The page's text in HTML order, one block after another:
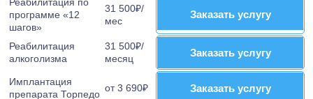
программе «12
шагов»
31 500₽/
мес
Заказать услугу
Заказать услугу
Реабилитация
алкоголизма
31 500₽/
месяц
Заказать услугу
Заказать услугу
Имплантация
препарата Торпедо
от 3 690₽ Заказать услугу
Заказать услугу